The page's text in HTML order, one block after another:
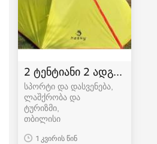
2 ტენტიანი 2 ადგილიანი
სპორტი და დასვენება,
ლაშქრობა და
ტურიზმი
თბილისი
1 კვირის წინ